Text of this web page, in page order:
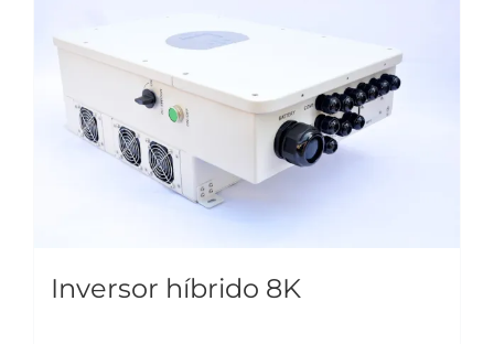
Inversor híbrido 8K